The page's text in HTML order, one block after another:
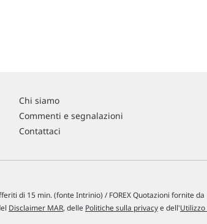
Chi siamo
Commenti e segnalazioni
Contattaci
di 15 min. (fonte Intrinio) / FOREX Quotazioni fornite da
Disclaimer MAR, delle Politiche sulla privacye dell'